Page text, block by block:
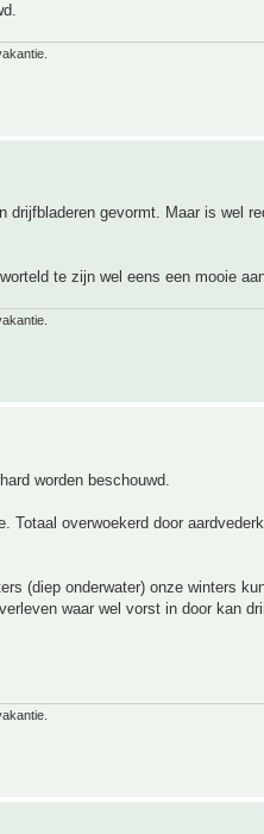
drijfbladeren gevormt. Maar is wel
te zijn wel eens een mooie
worden beschouwd.
Totaal overwoekerd door
(diep onderwater) onze winters
waar wel vorst in door kan